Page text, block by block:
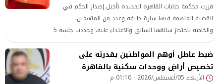
قررت محكمة جنايات القاهرة الجديدة تأجيل إصدار الحكم في
القضية المتهمة فيها سارة خليفة وعدد من المتهمين،
والخاصة باحتجاز سائقها السابق والاعتداء عليه، وحددت جلسة 5
سبتمبر المقبل للنطق بالحكم بعد الانتهاء من المداولة
ضبط عاطل أوهم المواطنين بقدرته على
تخصيص أراضٍ ووحدات سكنية بالقاهرة
الأربعاء 05/أغسطس/2026 - 01:10 م